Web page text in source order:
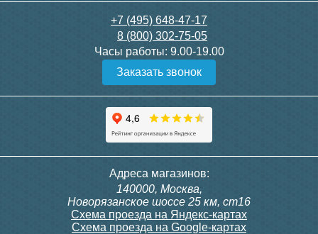
33 931
Подробнее Подробнее
+7 (495) 648-47-17
8 (800) 302-75-05
Часы работы: 9.00-19.00
Заказать звонок
Адреса магазинов:
140000, Москва,
Новорязанское шоссе 25 км, ст16
Схема проезда на Яндекс-картах
Схема проезда на Google-картах